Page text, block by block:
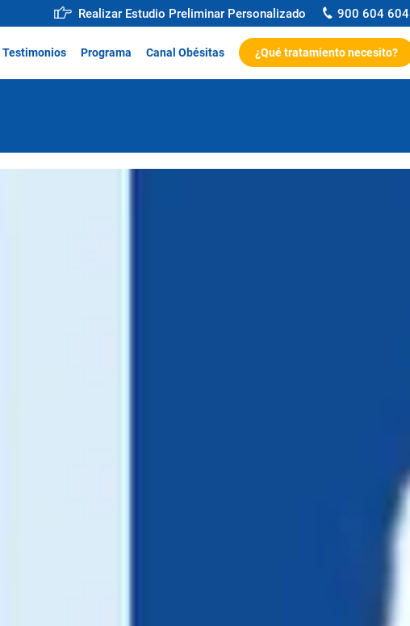
Realizar Estudio Preliminar Personalizado 900 604 604
Testimonios Programa Canal Obésitas ¿Qué tratamiento necesito?